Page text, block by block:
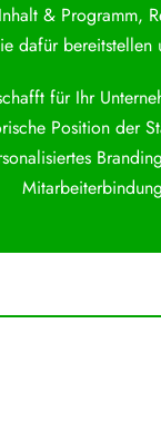
& Programm,
dafür bereitstellen
für Ihr
Position der